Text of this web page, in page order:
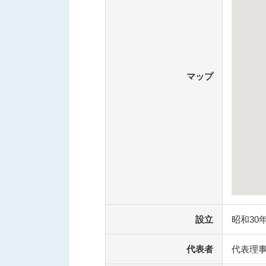
マップ
設立 昭和30
代表者 代表理